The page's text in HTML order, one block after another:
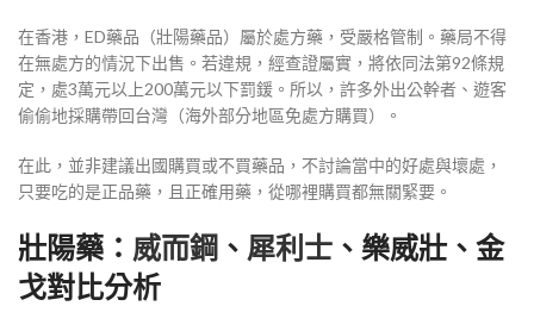
在香港，ED藥品（壯陽藥品）屬於處方藥，受嚴格管制。藥局不得
在無處方的情況下出售。若違規，經查證屬實，將依同法第92條規
定，處3萬元以上200萬元以下罰鍰。所以，許多外出公幹者、遊客
偷偷地採購帶回台灣（海外部分地區免處方購買）。
在此，並非建議出國購買或不買藥品，不討論當中的好處與壞處，
只要吃的是正品藥，且正確用藥，從哪裡購買都無關緊要。
壯陽藥： 威而鋼 、 犀利士 、樂威壯、金
戈對比分析